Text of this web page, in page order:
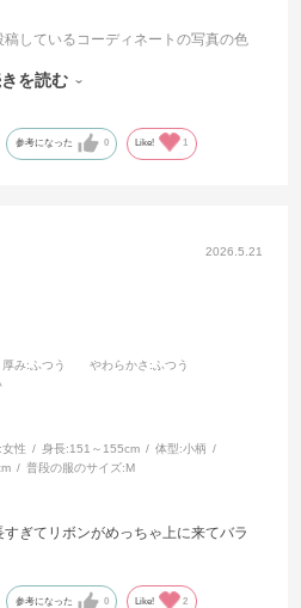
しているコーディネートの写真の色
いたのでがっかりしたのですが、試
を読む
参考になった 0 Like! 1
2026.5.21
厚み:ふつう やわらかさ :ふつう
女性 身長:151～155cm 体型:小柄
普段の服のサイズ:M
ぎてリボンがめっちゃ上に来てバラ
参考になった 0 Like! 2